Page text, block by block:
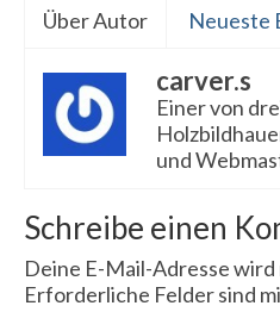
Über Autor Neueste
carver.s
Einer von
und
Schreibe einen
Deine E-Mail-Adresse
Erforderliche Felder sind